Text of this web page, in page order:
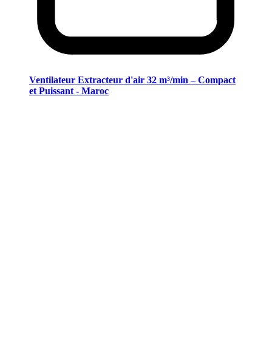
Ventilateur Extracteur d'air 32 m³/min – Compact
et Puissant - Maroc